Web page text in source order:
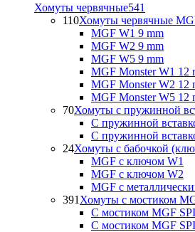
Хомуты червячные541
110Хомуты червячные
MGF W1 9 mm
MGF W2 9 mm
MGF W5 9 mm
MGF Monster W1 12
MGF Monster W2 12
MGF Monster W5 12
70Хомуты с пружинной
С пружинной
С пружинной
24Хомуты с бабочкой
MGF с ключом W1
MGF с ключом W2
MGF с
391 Хомуты с мостиком
С мостиком MGF
С мостиком MGF